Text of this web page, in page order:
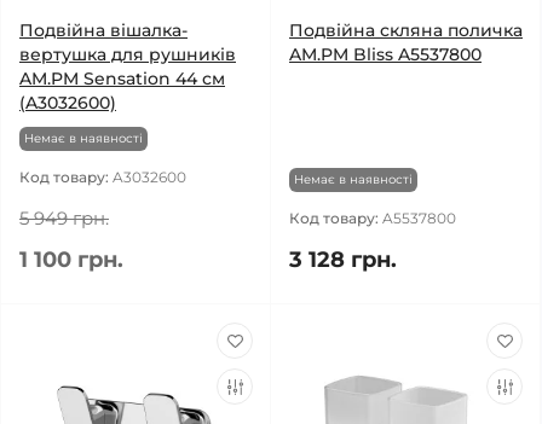
Подвійна вішалка-
вертушка для рушників
AM.PM Sensation 44 см
(A3032600)
Немає в наявності
Код товару: A3032600
5 949 грн.
1 100 грн.
Подвійна скляна поличка
AM.PM Bliss A5537800
Немає в наявності
Код товару: A5537800
3 128 грн.